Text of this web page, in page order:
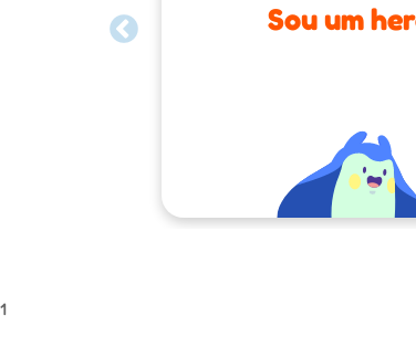
Sou um
1